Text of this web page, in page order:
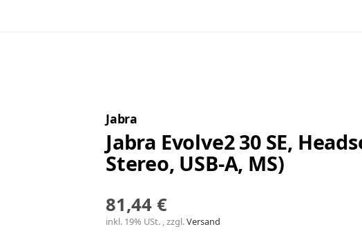
Jabra
Jabra Evolve2 30 SE,
Stereo, USB-A, MS)
81,44 €
inkl. 19% USt. , zzgl.Versand